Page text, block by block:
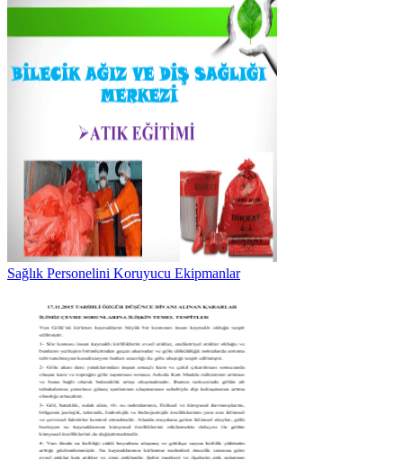
Sağlık Personelini Koruyucu Ekipmanlar